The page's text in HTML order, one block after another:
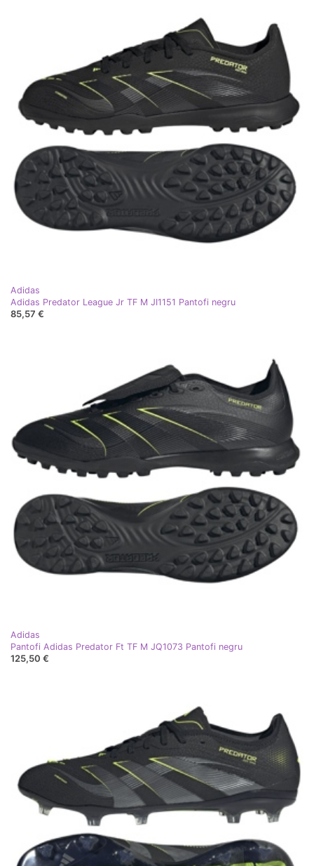
Adidas
Adidas Predator League Jr TF M JI1151 Pantofi negru
85,57 €
Adidas
Pantofi Adidas Predator Ft TF M JQ1073 Pantofi negru
125,50 €